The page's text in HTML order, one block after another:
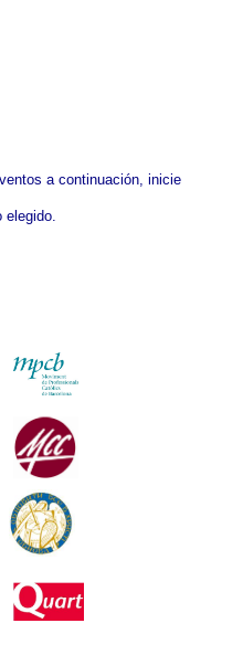
a continuación, inicie